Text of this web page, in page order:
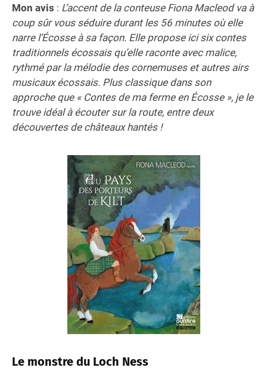
Mon avis : L’accent de la conteuse Fiona Macleod va à
coup sûr vous séduire durant les 56 minutes où elle
narre l’Écosse à sa façon. Elle propose ici six contes
traditionnels écossais qu’elle raconte avec malice,
rythmé par la mélodie des cornemuses et autres airs
musicaux écossais. Plus classique dans son
approche que « Contes de ma ferme en Écosse », je le
trouve idéal à écouter sur la route, entre deux
découvertes de châteaux hantés !
Le monstre du Loch Ness